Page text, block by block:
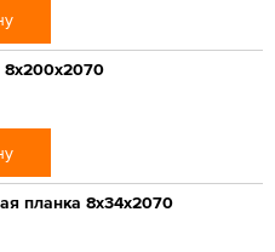
планка 8x34x2070